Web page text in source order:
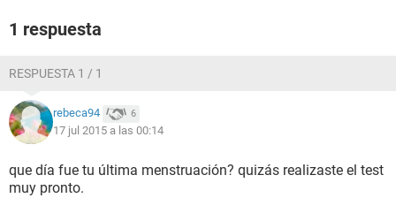
1 respuesta
RESPUESTA 1 / 1
rebeca94 6
17 jul 2015 a las 00:14
que día fue tu última menstruación? quizás realizaste el test
muy pronto.